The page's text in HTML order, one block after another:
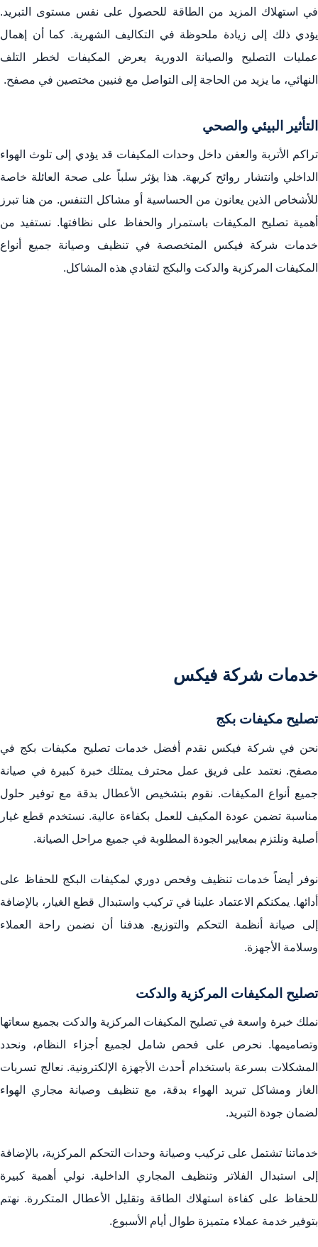
في استهلاك المزيد من الطاقة للحصول على نفس مستوى التبريد.
يؤدي ذلك إلى زيادة ملحوظة في التكاليف الشهرية. كما أن إهمال
عمليات التصليح والصيانة الدورية يعرض المكيفات لخطر التلف
النهائي، ما يزيد من الحاجة إلى التواصل مع فنيين مختصين في مصفح.
التأثير البيئي والصحي
تراكم الأتربة والعفن داخل وحدات المكيفات قد يؤدي إلى تلوث الهواء
الداخلي وانتشار روائح كريهة. هذا يؤثر سلباً على صحة العائلة خاصة
للأشخاص الذين يعانون من الحساسية أو مشاكل التنفس. من هنا تبرز
أهمية تصليح المكيفات باستمرار والحفاظ على نظافتها. نستفيد من
خدمات شركة فيكس المتخصصة في تنظيف وصيانة جميع أنواع
المكيفات المركزية والدكت والبكج لتفادي هذه المشاكل.
خدمات شركة فيكس
تصليح مكيفات بكج
نحن في شركة فيكس نقدم أفضل خدمات تصليح مكيفات بكج في
مصفح. نعتمد على فريق عمل محترف يمتلك خبرة كبيرة في صيانة
جميع أنواع المكيفات. نقوم بتشخيص الأعطال بدقة مع توفير حلول
مناسبة تضمن عودة المكيف للعمل بكفاءة عالية. نستخدم قطع غيار
أصلية ونلتزم بمعايير الجودة المطلوبة في جميع مراحل الصيانة.
نوفر أيضاً خدمات تنظيف وفحص دوري لمكيفات البكج للحفاظ على
أدائها. يمكنكم الاعتماد علينا في تركيب واستبدال قطع الغيار، بالإضافة
إلى صيانة أنظمة التحكم والتوزيع. هدفنا أن نضمن راحة العملاء
وسلامة الأجهزة.
تصليح المكيفات المركزية والدكت
نملك خبرة واسعة في تصليح المكيفات المركزية والدكت بجميع سعاتها
وتصاميمها. نحرص على فحص شامل لجميع أجزاء النظام، ونحدد
المشكلات بسرعة باستخدام أحدث الأجهزة الإلكترونية. نعالج تسربات
الغاز ومشاكل تبريد الهواء بدقة، مع تنظيف وصيانة مجاري الهواء
لضمان جودة التبريد.
خدماتنا تشتمل على تركيب وصيانة وحدات التحكم المركزية، بالإضافة
إلى استبدال الفلاتر وتنظيف المجاري الداخلية. نولي أهمية كبيرة
للحفاظ على كفاءة استهلاك الطاقة وتقليل الأعطال المتكررة. نهتم
بتوفير خدمة عملاء متميزة طوال أيام الأسبوع.